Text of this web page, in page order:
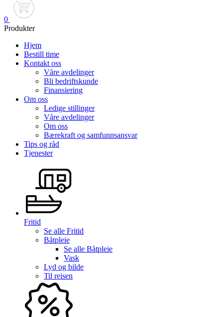
0
Produkter
Hjem
Bestill time
Kontakt oss
Våre avdelinger
Bli bedriftskunde
Finansiering
Om oss
Ledige stillinger
Våre avdelinger
Om oss
Bærekraft og samfunnsansvar
Tips og råd
Tjenester
Fritid
Se alle Fritid
Båtpleie
Se alle Båtpleie
Vask
Lyd og bilde
Til reisen